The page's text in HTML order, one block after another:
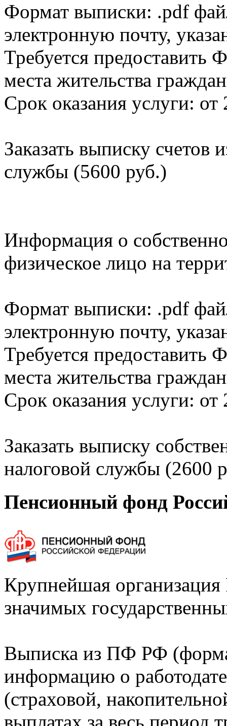
Формат выписки: .pdf
электронную почту,
Требуется
места жительства
Срок оказания услуги: от
Заказать выписку счетов
службы (5600 руб.)
Информация о
физическое лицо на
Формат выписки: .pdf
электронную почту,
Требуется
места жительства
Срок оказания услуги: от
Заказать выписку
налоговой службы (2600
Пенсионный фонд
Крупнейшая
значимых
Выписка из ПФ РФ
информацию о
(страховой,
выплатах за весь период